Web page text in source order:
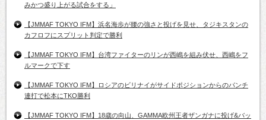
みかつ盛り上がる試合をする」
【JMMAF TOKYO IFM】浜名海歩が腰の強さと投げを見せ、タジキスタンの
カフロフにスプリット判定で勝利
【JMMAF TOKYO IFM】台湾ファイターのリンが西嶋を組み伏せ、西嶋をフ
ルマークで下す
【JMMAF TOKYO IFM】ロシアのビリナイがサイドポジションからのパンチ
連打で松本にTKO勝利
【JMMAF TOKYO IFM】18歳の向山、GAMMA欧州王者ザンガナに投げ&バッ